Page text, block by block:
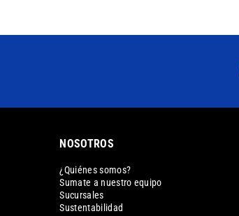
NOSOTROS
¿Quiénes somos?
Sumate a nuestro equipo
Sucursales
Sustentabilidad